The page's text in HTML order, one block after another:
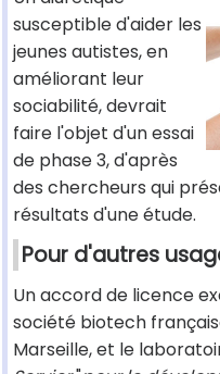
susceptible d'aider les
jeunes autistes, en
améliorant leur
sociabilité, devrait
faire l'objet d'un essai
de phase 3, d'après
des chercheurs qui
résultats d'une étude.
Pour d'autres
Un accord de licence
société biotech
Marseille, et le